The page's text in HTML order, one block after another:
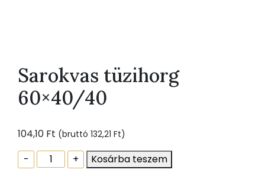
Sarokvas tüzihorg
60×40/40
104,10 Ft (bruttó 132,21 Ft)
-
Sarokvas
tüzihorg
+ Kosárba teszem